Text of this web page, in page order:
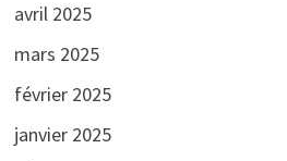
avril 2025
mars 2025
février 2025
janvier 2025